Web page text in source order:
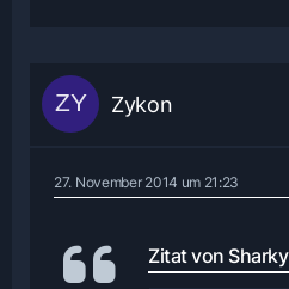
Zykon
27. November 2014 um 21:23
Zitat von Sharky